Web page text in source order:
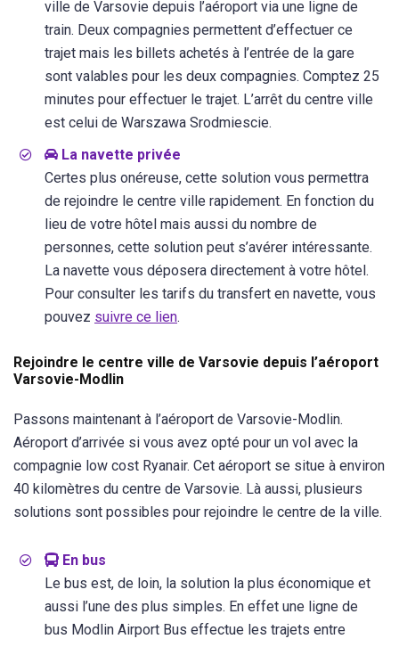
ville de Varsovie depuis l’aéroport via une ligne de
train. Deux compagnies permettent d’effectuer ce
trajet mais les billets achetés à l’entrée de la gare
sont valables pour les deux compagnies. Comptez 25
minutes pour effectuer le trajet. L’arrêt du centre ville
est celui de Warszawa Srodmiescie.
La navette privée
Certes plus onéreuse, cette solution vous permettra
de rejoindre le centre ville rapidement. En fonction du
lieu de votre hôtel mais aussi du nombre de
personnes, cette solution peut s’avérer intéressante.
La navette vous déposera directement à votre hôtel.
Pour consulter les tarifs du transfert en navette, vous
pouvez suivre ce lien.
Rejoindre le centre ville de Varsovie depuis l’aéroport
Varsovie-Modlin
Passons maintenant à l’aéroport de Varsovie-Modlin.
Aéroport d’arrivée si vous avez opté pour un vol avec la
compagnie low cost Ryanair. Cet aéroport se situe à environ
40 kilomètres du centre de Varsovie. Là aussi, plusieurs
solutions sont possibles pour rejoindre le centre de la ville.
En bus
Le bus est, de loin, la solution la plus économique et
aussi l’une des plus simples. En effet une ligne de
bus Modlin Airport Bus effectue les trajets entre